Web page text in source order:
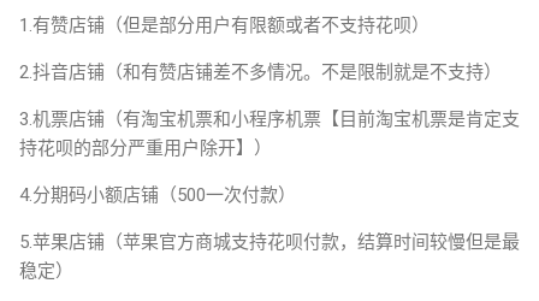
1.有赞店铺（但是部分用户有限额或者不支持花呗）
2.抖音店铺（和有赞店铺差不多情况。不是限制就是不支持）
3.机票店铺（有淘宝机票和小程序机票【目前淘宝机票是肯定支
持花呗的部分严重用户除开】）
4.分期码小额店铺（500一次付款）
5.苹果店铺（苹果官方商城支持花呗付款，结算时间较慢但是最
稳定）